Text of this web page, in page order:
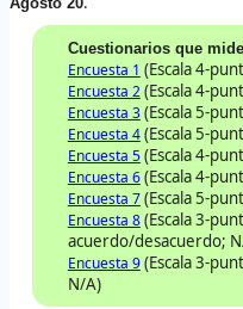
Cuestionarios que
Encuesta 1 (Escala 4-
Encuesta 2(Escala 4-
Encuesta 3(Escala 5-
Encuesta 4(Escala 5-
Encuesta 5(Escala 4-
Encuesta 6(Escala 4-
Encuesta 7(Escala 5-
Encuesta 8(Escala 3-
acuerdo/desacuerdo;
Encuesta 9(Escala 3-
N/A)